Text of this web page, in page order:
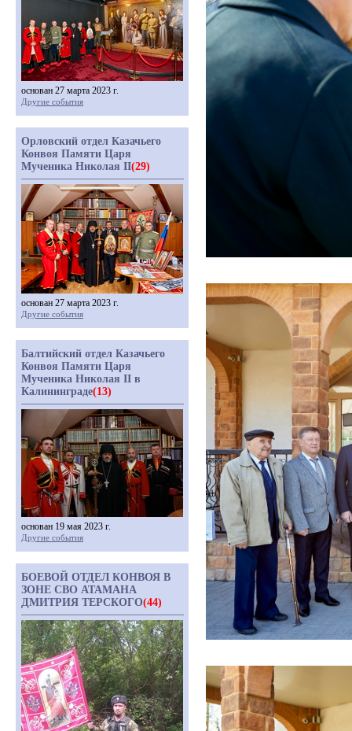
основан 27 марта 2023 г.
Другие события
Орловский отдел Казачьего
Конвоя Памяти Царя
Мученика Николая II(29)
основан 27 марта 2023 г.
Другие события
Балтийский отдел Казачьего
Конвоя Памяти Царя
Мученика Николая II в
Калининграде(13)
основан 19 мая 2023 г.
Другие события
БОЕВОЙ ОТДЕЛ КОНВОЯ В
ЗОНЕ СВО АТАМАНА
ДМИТРИЯ ТЕРСКОГО(44)